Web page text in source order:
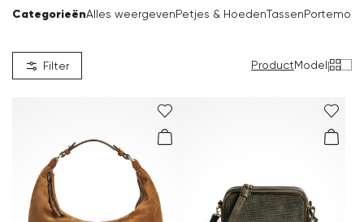
CategorieënAlles weergevenPetjes & HoedenTassen
Filter ProductModel|